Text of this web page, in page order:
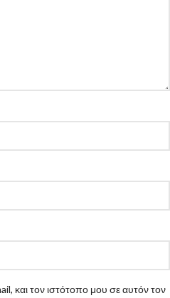
και τον ιστότοπο μου σε αυτόν τον